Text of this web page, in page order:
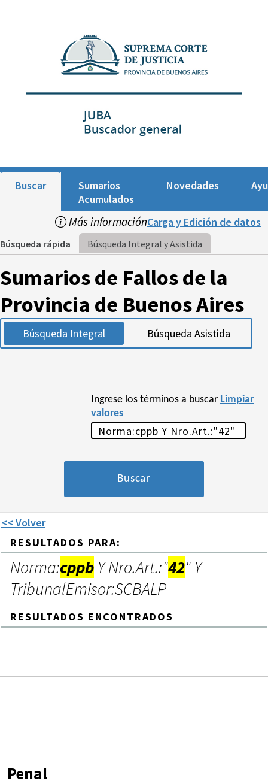
Buscar
Sumarios
Acumulados
Novedades
Más informaciónCarga y Edición de datos
Búsqueda rápida Búsqueda Integral y Asistida
Sumarios de Fallos de la
Provincia de Buenos Aires
Búsqueda Integral Búsqueda Asistida
Ingrese los términos a buscar Limpiar
valores
<< Volver
RESULTADOS PARA:
Norma:cppb Y Nro.Art.:"42" Y
TribunalEmisor:SCBALP
RESULTADOS ENCONTRADOS
Penal